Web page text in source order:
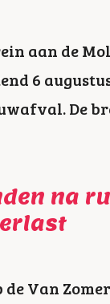
aan de
6
De
na
de Van